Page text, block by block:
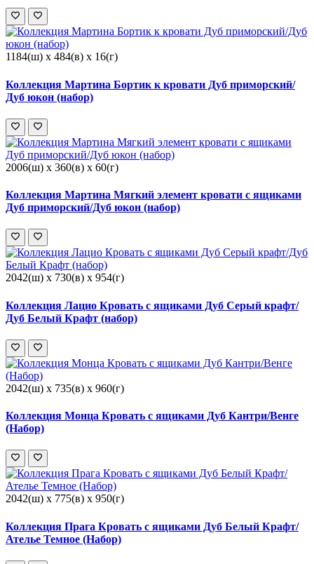
1184(ш) x 484(в) x 16(г)
Коллекция Мартина Бортик к кровати Дуб приморский/
Дуб юкон (набор)
2006(ш) x 360(в) x 60(г)
Коллекция Мартина Мягкий элемент кровати с ящиками
Дуб приморский/Дуб юкон (набор)
2042(ш) x 730(в) x 954(г)
Коллекция Лацио Кровать с ящиками Дуб Серый крафт/
Дуб Белый Крафт (набор)
2042(ш) x 735(в) x 960(г)
Коллекция Монца Кровать с ящиками Дуб Кантри/Венге
(Набор)
2042(ш) x 775(в) x 950(г)
Коллекция Прага Кровать с ящиками Дуб Белый Крафт/
Ателье Темное (Набор)